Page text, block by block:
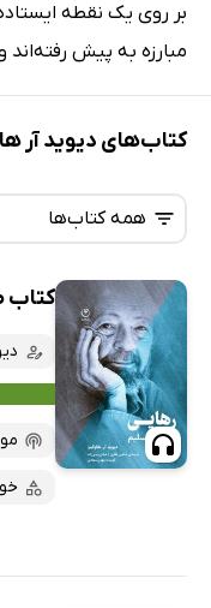
بر روی یک نقطه
مبارزه به پیش رفته‌اند
کتاب‌های دیوید آر
همه کتاب‌ها
همه کتاب‌ها
کتاب‌های صوتی
کتاب‌های متنی
کتاب